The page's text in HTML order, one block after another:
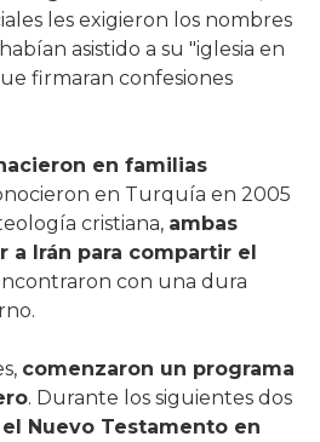
les exigieron los nombres
asistido a su "iglesia en
firmaran confesiones
en familias
en Turquía en 2005
cristiana, ambas
a Irán para compartir el
con una dura
comenzaron un programa
. Durante los siguientes dos
Nuevo Testamento en